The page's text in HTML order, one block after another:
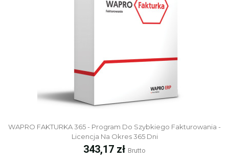
WAPRO FAKTURKA 365 - Program Do Szybkiego Fakturowania -
Licencja Na Okres 365 Dni
Cena
343,17 zł Brutto